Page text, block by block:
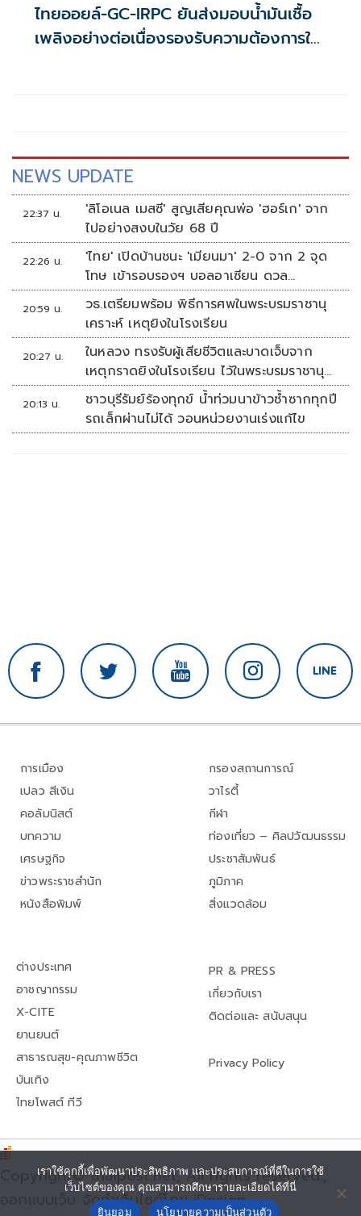
ไทยออยล์-GC-IRPC ยันส่งมอบน้ำมันเชื้อ
เพลิงอย่างต่อเนื่องรองรับความต้องการใช้
NEWS UPDATE
22:37 น.
'ลิโอเนล เมสซี' สูญเสียคุณพ่อ 'ฮอร์เก' จาก
ไปอย่างสงบในวัย 68 ปี
22:26 น.
'ไทย' เปิดบ้านชนะ 'เมียนมา' 2-0 จาก 2 จุด
โทษ เข้ารอบรองฯ บอลอาเซียน ดวล
'สิงคโปร์'
20:59 น.
วธ.เตรียมพร้อม พิธีการศพในพระบรมราชานุ
เคราะห์ เหตุยิงในโรงเรียน
20:27 น.
ในหลวง ทรงรับผู้เสียชีวิตและบาดเจ็บจาก
เหตุกราดยิงในโรงเรียน ไว้ในพระบรมราชานุ
เคราะห์
20:13 น.
ชาวบุรีรัมย์ร้องทุกข์ น้ำท่วมนาข้าวซ้ำซากทุกปี
รถเล็กผ่านไม่ได้ วอนหน่วยงานเร่งแก้ไข
การเมือง
เปลว สีเงิน
คอลัมนิสต์
บทความ
เศรษฐกิจ
ข่าวพระราชสำนัก
หนังสือพิมพ์
กรองสถานการณ์
วาไรตี้
กีฬา
ท่องเที่ยว – ศิลปวัฒนธรรม
ประชาสัมพันธ์
ภูมิภาค
สิ่งแวดล้อม
ต่างประเทศ
อาชญากรรม
X-CITE
ยานยนต์
สาธารณสุข-คุณภาพชีวิต
บันเทิง
ไทยโพสต์ ทีวี
PR & PRESS
เกี่ยวกับเรา
ติดต่อและ สนับสนุน
Privacy Policy
Copyright© thaipost.net, All rights reserved.,
ออกแบบเว็บ จัดทำเว็บไซต์โดย iDesign
เราใช้คุกกี้เพื่อพัฒนาประสิทธิภาพ และประสบการณ์ที่ดีในการใช้
เว็บไซต์ของคุณ คุณสามารถศึกษารายละเอียดได้ที่นี่
ยินยอม
นโยบายความเป็นส่วนตัว